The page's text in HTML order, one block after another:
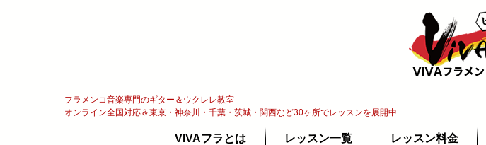
フラメンコ音楽専門のギター＆ウクレレ教室
オンライン全国対応＆東京・神奈川・千葉・茨城・関西など30ヶ所でレッスンを展開中
VIVAフラとは レッスン一覧 レッスン料金